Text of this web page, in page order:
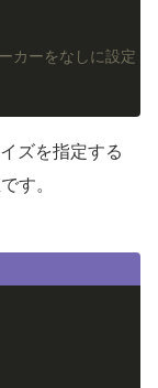
カーをなしに設定
ズを指定する
す。